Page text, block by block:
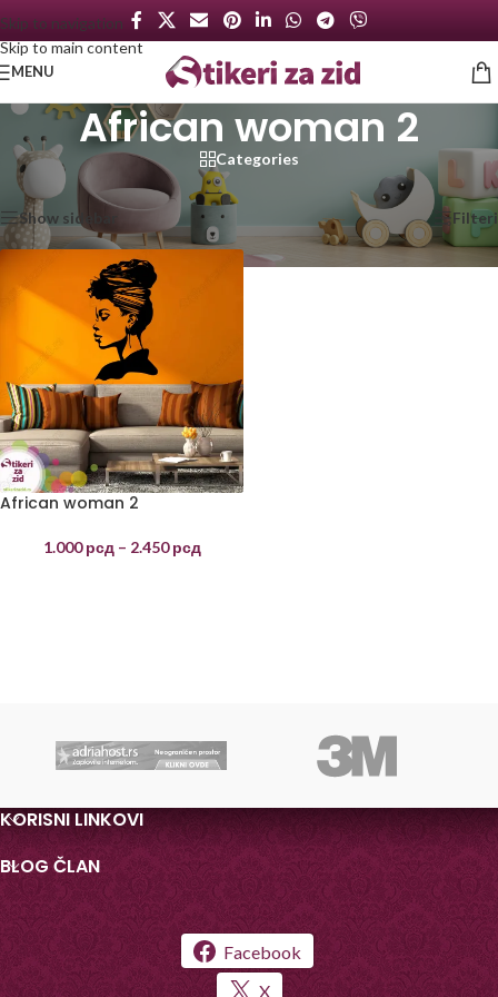
Skip to navigation
Skip to main content
MENU
African woman 2
Categories
Početna
Proizvod označen „African woman 2“ Prikazan jedan rezultat
Show sidebar Filteri
African woman 2
1.000рсд – 2.450рсд
KORISNI LINKOVI
BLOG ČLAN
Facebook
X